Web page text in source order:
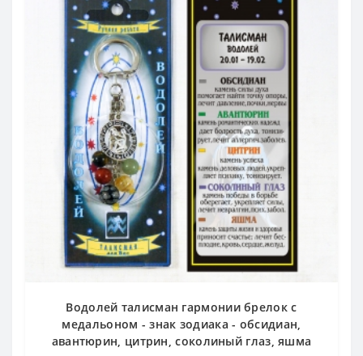
Водолей талисман гармонии брелок с
медальоном - знак зодиака - обсидиан,
авантюрин, цитрин, соколиный глаз, яшма